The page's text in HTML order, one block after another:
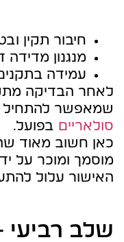
חיבור תקין
מנגנון מדידה
עמידה בתקנים
לאחר הבדיקה
שמאפשר
סולאריים בפועל.
כאן חשוב מאוד
מוסמך ומוכר על
האישור עלול
שלב רביעי